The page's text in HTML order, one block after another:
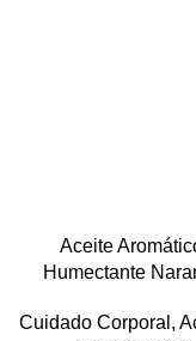
Aceite
Humectante
Cuidado Corporal ,